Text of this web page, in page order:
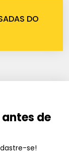
DO
de
se!